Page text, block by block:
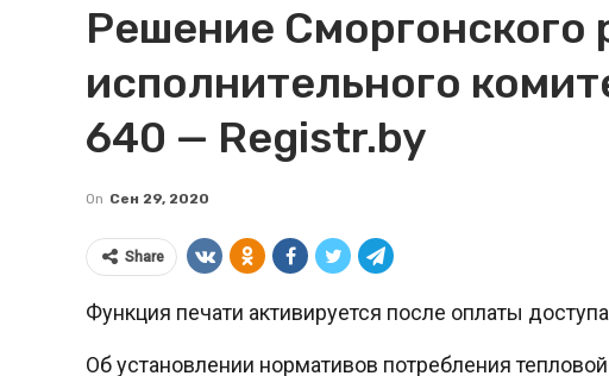
Решение Сморгонского
исполнительного
640 — Registr.by
On Сен 29, 2020
Share
Функция печати активируется после оплаты доступа
Об установлении нормативов потребления